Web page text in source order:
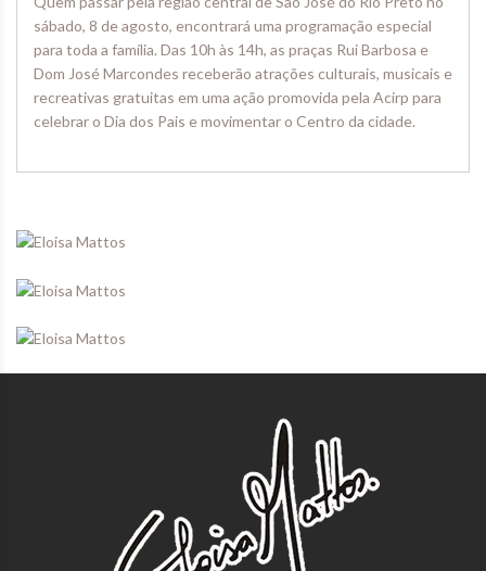
sábado, 8 de agosto, encontrará uma programação especial
para toda a família. Das 10h às 14h, as praças Rui Barbosa e
Dom José Marcondes receberão atrações culturais, musicais e
recreativas gratuitas em uma ação promovida pela Acirp para
celebrar o Dia dos Pais e movimentar o Centro da cidade.